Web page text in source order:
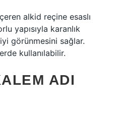
alkid reçine esaslı
yapısıyla karanlık
görünmesini sağlar.
kullanılabilir.
ADI